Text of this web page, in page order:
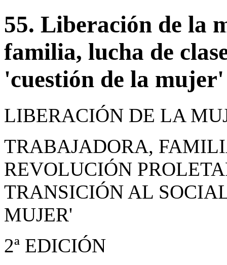
55. Liberación de la
familia, lucha de
'cuestión de la mujer'
LIBERACIÓN DE LA
TRABAJADORA,
REVOLUCIÓN
TRANSICIÓN AL
MUJER'
2ª EDICIÓN